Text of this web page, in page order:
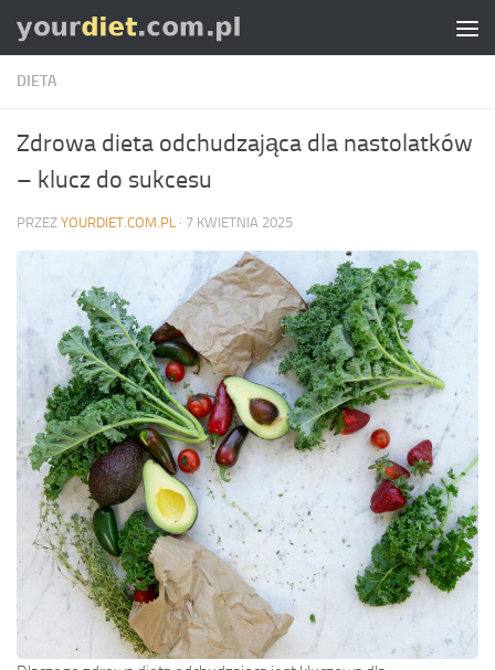
Skip to content
DIETA
Zdrowa dieta odchudzająca dla nastolatków
– klucz do sukcesu
PRZEZ YOURDIET.COM.PL · 7 KWIETNIA 2025